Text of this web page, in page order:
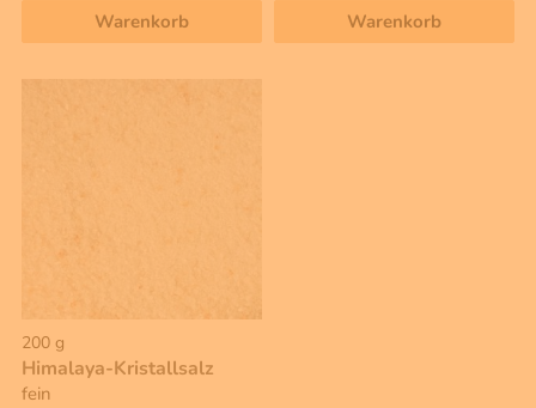
Warenkorb Warenkorb
200 g
Himalaya-Kristallsalz
fein